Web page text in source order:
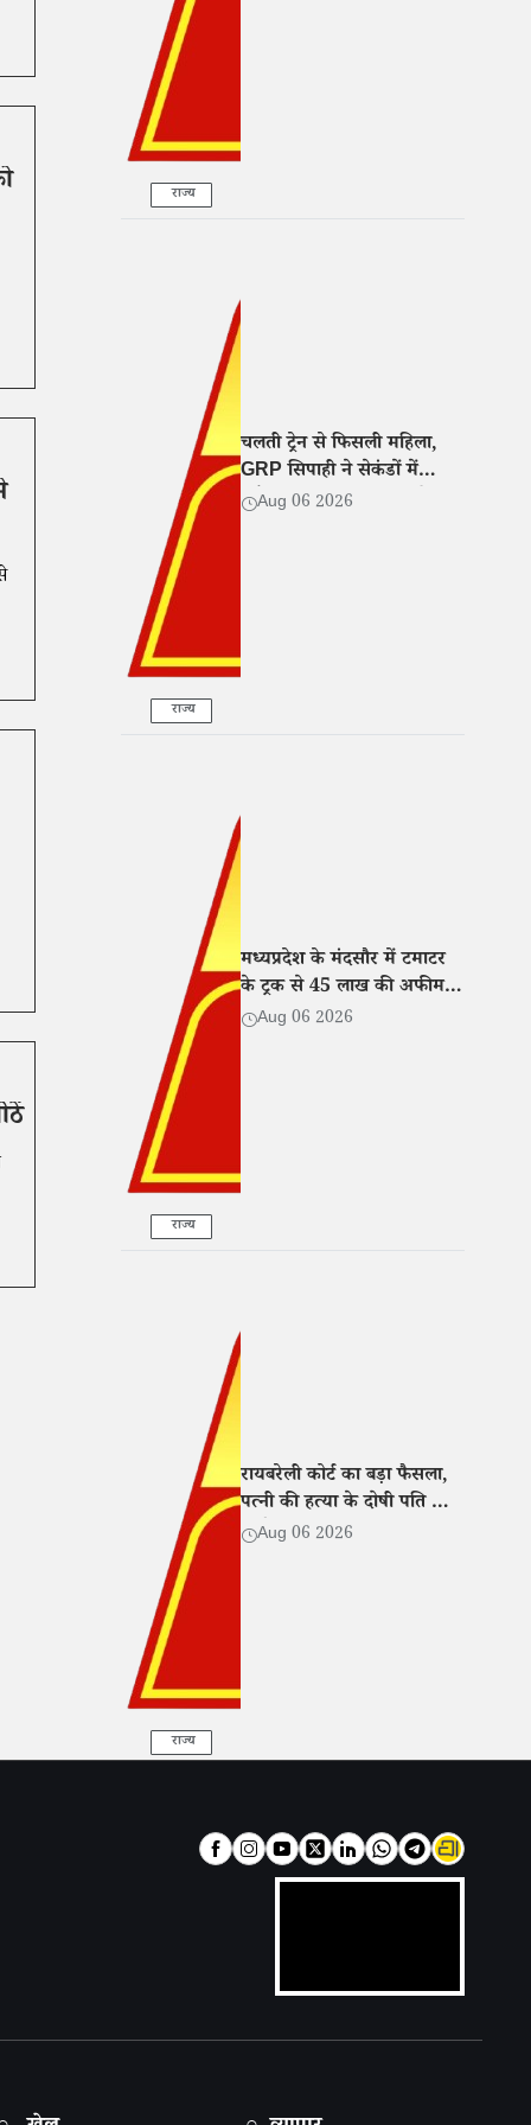
राज्य
राज्य
चलती ट्रेन से फिसली महिला,
GRP सिपाही ने सेकंडों में
खींचकर बचाई जान, वीडियो
Aug 06 2026
राज्य
मध्यप्रदेश के मंदसौर में टमाटर
के ट्रक से 45 लाख की अफीम
बरामद, तीन तस्कर गिरफ्तार
Aug 06 2026
राज्य
रायबरेली कोर्ट का बड़ा फैसला,
पत्नी की हत्या के दोषी पति को
उम्रकैद की सजा
Aug 06 2026